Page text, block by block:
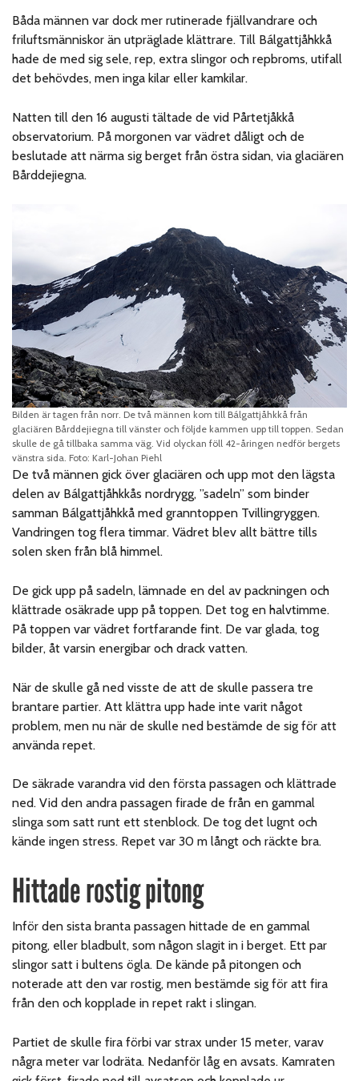
Båda männen var dock mer rutinerade fjällvandrare och
friluftsmänniskor än utpräglade klättrare. Till Bálgattjåhkkå
hade de med sig sele, rep, extra slingor och repbroms, utifall
det behövdes, men inga kilar eller kamkilar.
Natten till den 16 augusti tältade de vid Pårtetjåkkå
observatorium. På morgonen var vädret dåligt och de
beslutade att närma sig berget från östra sidan, via glaciären
Bårddejiegna.
Bilden är tagen från norr. De två männen kom till Bálgattjåhkkå från
glaciären Bårddejiegna till vänster och följde kammen upp till toppen. Sedan
skulle de gå tillbaka samma väg. Vid olyckan föll 42-åringen nedför bergets
vänstra sida. Foto: Karl-Johan Piehl
De två männen gick över glaciären och upp mot den lägsta
delen av Bálgattjåhkkås nordrygg, ”sadeln” som binder
samman Bálgattjåhkkå med granntoppen Tvillingryggen.
Vandringen tog flera timmar. Vädret blev allt bättre tills
solen sken från blå himmel.
De gick upp på sadeln, lämnade en del av packningen och
klättrade osäkrade upp på toppen. Det tog en halvtimme.
På toppen var vädret fortfarande fint. De var glada, tog
bilder, åt varsin energibar och drack vatten.
När de skulle gå ned visste de att de skulle passera tre
brantare partier. Att klättra upp hade inte varit något
problem, men nu när de skulle ned bestämde de sig för att
använda repet.
De säkrade varandra vid den första passagen och klättrade
ned. Vid den andra passagen firade de från en gammal
slinga som satt runt ett stenblock. De tog det lugnt och
kände ingen stress. Repet var 30 m långt och räckte bra.
Hittade rostig pitong
Inför den sista branta passagen hittade de en gammal
pitong, eller bladbult, som någon slagit in i berget. Ett par
slingor satt i bultens ögla. De kände på pitongen och
noterade att den var rostig, men bestämde sig för att fira
från den och kopplade in repet rakt i slingan.
Partiet de skulle fira förbi var strax under 15 meter, varav
några meter var lodräta. Nedanför låg en avsats. Kamraten